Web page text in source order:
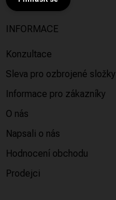
INFORMACE
Konzultace
Sleva pro ozbrojené složky
Informace pro zákazníky
O nás
Napsali o nás
Hodnocení obchodu
Prodejci